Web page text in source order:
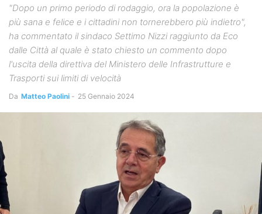
"Dopo un primo periodo di rodaggio, ora la popolazione è
più sana e felice e i cittadini non tornerebbero più indietro",
ha commentato il sindaco Settimo Nizzi raggiunto da Eco
dalle Città al quale è stato chiesto un commento dopo
l'uscita della direttiva del Ministero delle Infrastrutture e
Trasporti sui limiti di velocità
Da Matteo Paolini - 25 Gennaio 2024